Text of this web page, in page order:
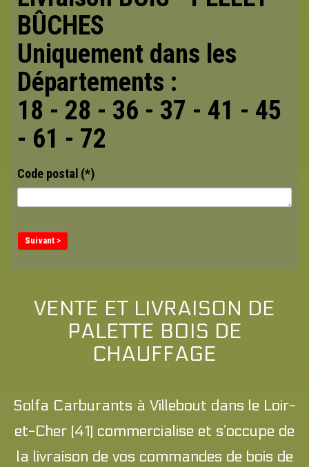
BÛCHES
Uniquement dans les
Départements :
18 - 28 - 36 - 37 - 41 - 45
- 61 - 72
Code postal (*)
Suivant >
VENTE ET LIVRAISON DE
PALETTE BOIS DE
CHAUFFAGE
Solfa Carburants à Villebout dans le Loir-
et-Cher (41) commercialise et s’occupe de
la livraison de vos commandes de bois de